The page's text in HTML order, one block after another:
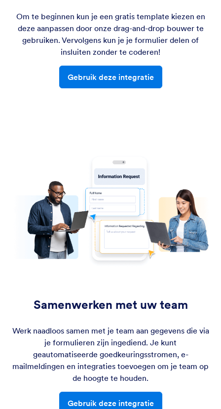
Om te beginnen kun je een gratis template kiezen en
deze aanpassen door onze drag-and-drop bouwer te
gebruiken. Vervolgens kun je je formulier delen of
insluiten zonder te coderen!
Gebruik deze integratie
Samenwerken met uw team
Werk naadloos samen met je team aan gegevens die via
je formulieren zijn ingediend. Je kunt
geautomatiseerde goedkeuringsstromen, e-
mailmeldingen en integraties toevoegen om je team op
de hoogte te houden.
Gebruik deze integratie